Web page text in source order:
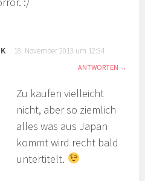
18. November 2013 um 12:34
ANTWORTEN
Zu kaufen vielleicht
nicht, aber so ziemlich
alles was aus Japan
kommt wird recht bald
untertitelt.